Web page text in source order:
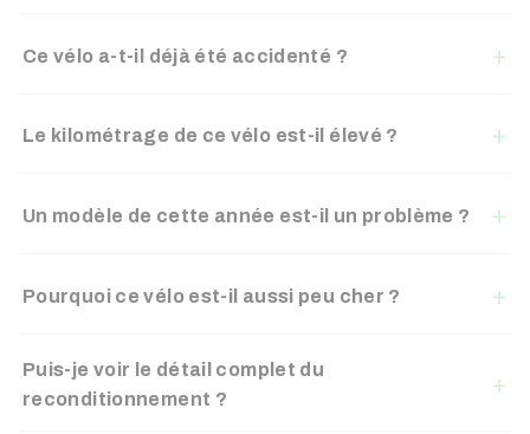
Ce vélo a-t-il déjà été accidenté ?
Le kilométrage de ce vélo est-il élevé ?
Un modèle de cette année est-il un problème ?
Pourquoi ce vélo est-il aussi peu cher ?
Puis-je voir le détail complet du
reconditionnement ?